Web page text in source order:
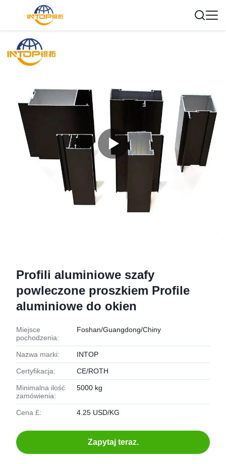
Profili aluminiowe szafy
powleczone proszkiem Profile
aluminiowe do okien
Miejsce
pochodzenia:
Foshan/Guangdong/Chiny
Nazwa marki: INTOP
Certyfikacja: CE/ROTH
Minimalna ilość
zamówienia:
5000 kg
Cena £: 4.25 USD/KG
Zapytaj teraz.